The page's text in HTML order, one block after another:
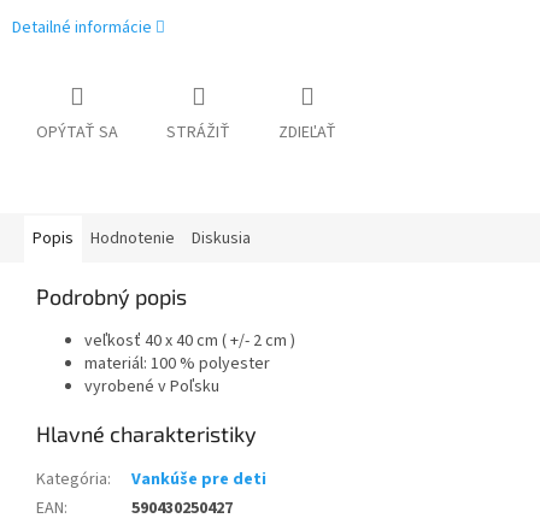
Detailné informácie
OPÝTAŤ SA STRÁŽIŤ ZDIEĽAŤ
Popis Hodnotenie Diskusia
Podrobný popis
veľkosť 40 x 40 cm ( +/- 2 cm )
materiál: 100 % polyester
vyrobené v Poľsku
Kategória:
Vankúše pre deti
EAN:
590430250427